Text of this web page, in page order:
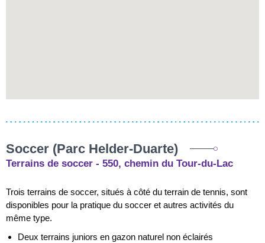
Soccer (Parc Helder-Duarte)
Terrains de soccer - 550, chemin du Tour-du-Lac
Trois terrains de soccer, situés à côté du terrain de tennis, sont
disponibles pour la pratique du soccer et autres activités du
même type.
Deux terrains juniors en gazon naturel non éclairés